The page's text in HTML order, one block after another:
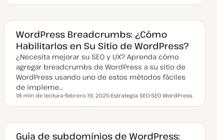
c
a
c
t
u
a
l
i
z
a
d
m
m
e
a
WordPress Breadcrumbs: ¿Cómo
Habilitarlos en Su Sitio de WordPress?
¿Necesita mejorar su SEO y UX? Aprenda cómo
agregar breadcrumbs de WordPress a su sitio de
WordPress usando uno de estos métodos fáciles
de impleme…
Tiempo de lectura
18 min de lectura
e
h
a
febrero 19, 2025
e
a
Estrategia SEO
e
a
SEO WordPress
Guía de subdominios de WordPress: